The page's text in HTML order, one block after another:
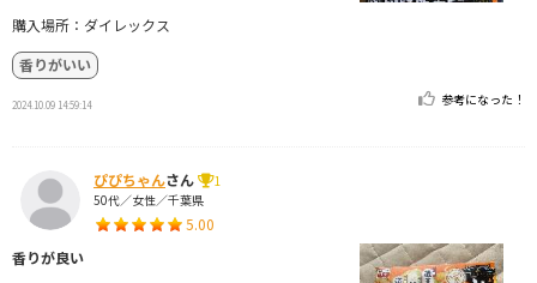
購入場所：ダイレックス
香りがいい
2024.10.09 14:59:14 参考になった！
ぴぴちゃんさん
1
50代／女性／千葉県
5.00
香りが良い